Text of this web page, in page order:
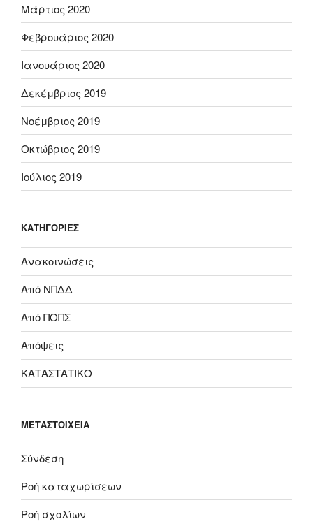
Μάρτιος 2020
Φεβρουάριος 2020
Ιανουάριος 2020
Δεκέμβριος 2019
Νοέμβριος 2019
Οκτώβριος 2019
Ιούλιος 2019
KΑΤΗΓΟΡΊΕΣ
Ανακοινώσεις
Από ΝΠΔΔ
Από ΠΟΠΣ
Απόψεις
ΚΑΤΑΣΤΑΤΙΚΟ
ΜΕΤΑΣΤΟΙΧΕΊΑ
Σύνδεση
Ροή καταχωρίσεων
Ροή σχολίων